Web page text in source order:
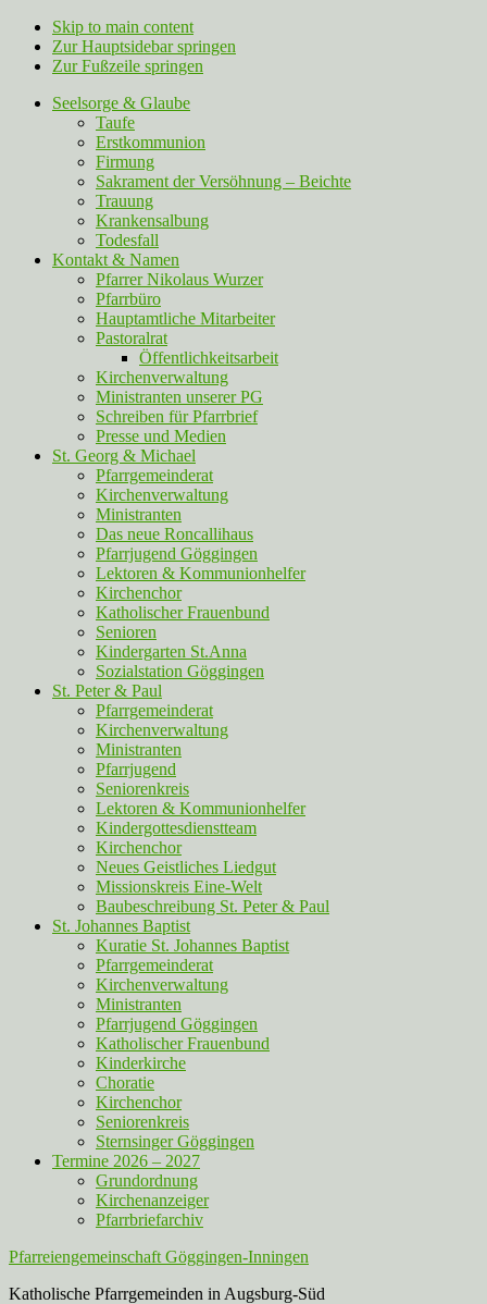
Skip to main content
Zur Hauptsidebar springen
Zur Fußzeile springen
Seelsorge & Glaube
Taufe
Erstkommunion
Firmung
Sakrament der Versöhnung – Beichte
Trauung
Krankensalbung
Todesfall
Kontakt & Namen
Pfarrer Nikolaus Wurzer
Pfarrbüro
Hauptamtliche Mitarbeiter
Pastoralrat
Öffentlichkeitsarbeit
Kirchenverwaltung
Ministranten unserer PG
Schreiben für Pfarrbrief
Presse und Medien
St. Georg & Michael
Pfarrgemeinderat
Kirchenverwaltung
Ministranten
Das neue Roncallihaus
Pfarrjugend Göggingen
Lektoren & Kommunionhelfer
Kirchenchor
Katholischer Frauenbund
Senioren
Kindergarten St.Anna
Sozialstation Göggingen
St. Peter & Paul
Pfarrgemeinderat
Kirchenverwaltung
Ministranten
Pfarrjugend
Seniorenkreis
Lektoren & Kommunionhelfer
Kindergottesdienstteam
Kirchenchor
Neues Geistliches Liedgut
Missionskreis Eine-Welt
Baubeschreibung St. Peter & Paul
St. Johannes Baptist
Kuratie St. Johannes Baptist
Pfarrgemeinderat
Kirchenverwaltung
Ministranten
Pfarrjugend Göggingen
Katholischer Frauenbund
Kinderkirche
Choratie
Kirchenchor
Seniorenkreis
Sternsinger Göggingen
Termine 2026 – 2027
Grundordnung
Kirchenanzeiger
Pfarrbriefarchiv
Pfarreiengemeinschaft Göggingen-Inningen
Katholische Pfarrgemeinden in Augsburg-Süd